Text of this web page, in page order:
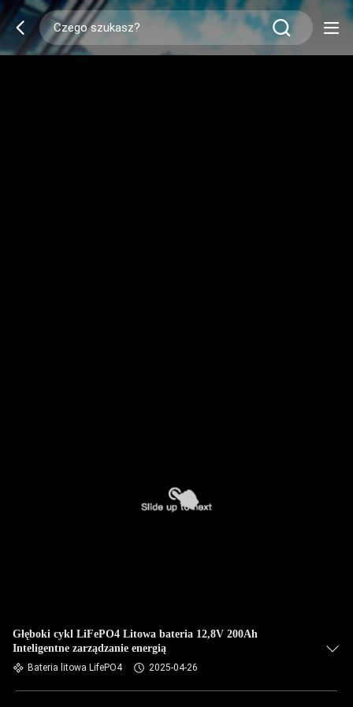
Głęboki cykl LiFePO4 Litowa bateria 12,8V 200Ah
Inteligentne zarządzanie energią
Bateria litowa LifePO4 2025-04-26